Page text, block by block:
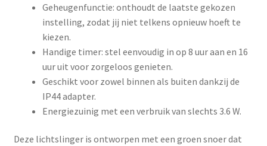
Geheugenfunctie: onthoudt de laatste gekozen
instelling, zodat jij niet telkens opnieuw hoeft te
kiezen.
Handige timer: stel eenvoudig in op 8 uur aan en 16
uur uit voor zorgeloos genieten.
Geschikt voor zowel binnen als buiten dankzij de
IP44 adapter.
Energiezuinig met een verbruik van slechts 3.6 W.
Deze lichtslinger is ontworpen met een groen snoer dat